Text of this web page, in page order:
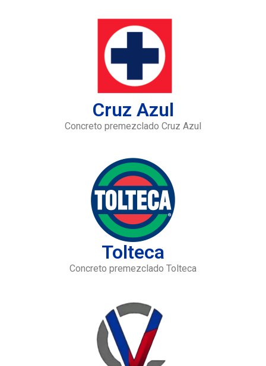
Cruz Azul
Concreto premezclado Cruz Azul
Tolteca
Concreto premezclado Tolteca